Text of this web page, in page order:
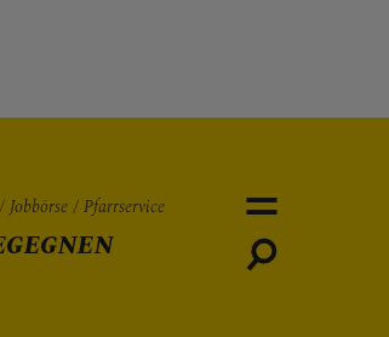
Jobbörse Pfarrservice